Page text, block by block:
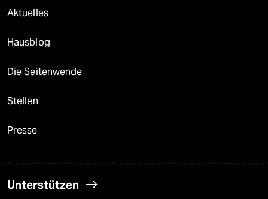
Aktuelles
Hausblog
Die Seitenwende
Stellen
Presse
Unterstützen